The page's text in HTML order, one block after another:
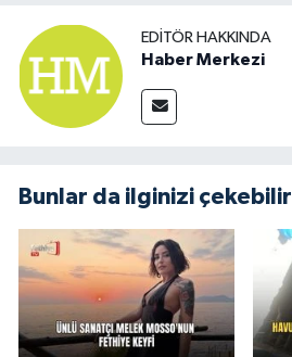
EDITÖR HAKKINDA
Haber Merkezi
Bunlar da ilginizi çekebilir